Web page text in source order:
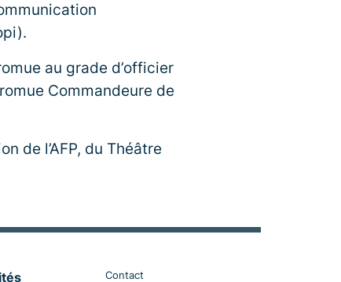
au grade d’officier
Commandeure de
de l’AFP, du Théâtre
Contact